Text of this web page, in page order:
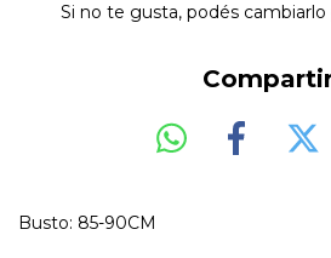
Si no te gusta, podés
Busto: 85-90CM